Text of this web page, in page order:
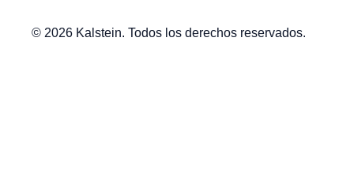
© 2026 Kalstein. Todos los derechos reservados.